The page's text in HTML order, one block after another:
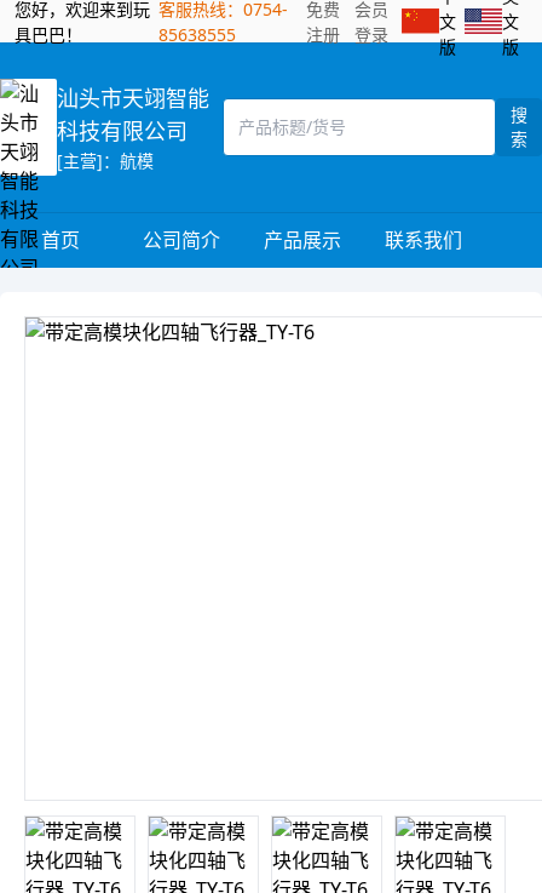
您好，欢迎来到玩
具巴巴！
客服热线：0754-
85638555
免费
注册
会员
登录
文
版
文
版
汕头市天翊智能
科技有限公司
[主营]：航模
搜
索
首页 公司简介 产品展示 联系我们